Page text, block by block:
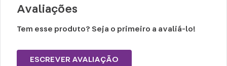
Avaliações
Tem esse produto? Seja o primeiro a avaliá-lo!
ESCREVER AVALIAÇÃO